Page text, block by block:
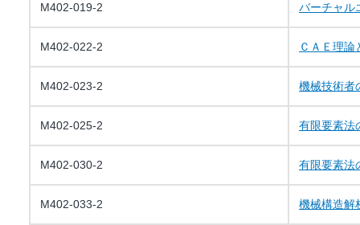
M402-019-2 バーチャル
M402-022-2 ＣＡＥ理論
M402-023-2 機械技術者
M402-025-2 有限要素法
M402-030-2 有限要素法
M402-033-2 機械構造解